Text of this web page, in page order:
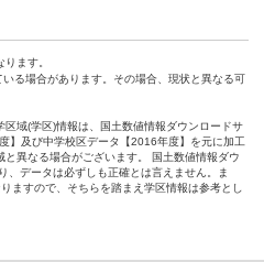
ます。
る場合があります。その場合、現状と異なる可
域(学区)情報は、国土数値情報ダウンロードサ
】及び中学校区データ【2016年度】を元に加工
異なる場合がございます。 国土数値情報ダウ
、データは必ずしも正確とは言えません。ま
ますので、そちらを踏まえ学区情報は参考とし